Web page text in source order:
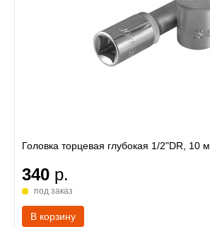
Головка торцевая глубокая 1/2"DR, 10
340 р.
под заказ
В корзину